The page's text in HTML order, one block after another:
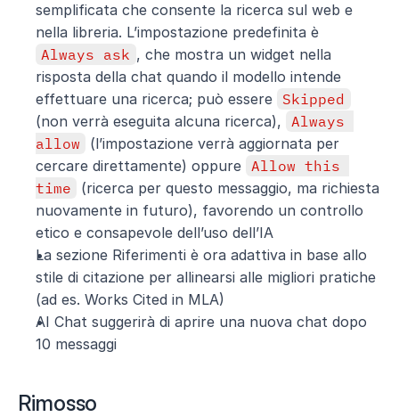
semplificata che consente la ricerca sul web e
Always ask , che mostra un widget nella
risposta della chat quando il modello intende
effettuare una ricerca; può essere Skipped
(non verrà eseguita alcuna ricerca),
Always
allow
(l’impostazione verrà aggiornata per
cercare direttamente) oppure Allow this
time
(ricerca per questo messaggio, ma richiesta
nuovamente in futuro), favorendo un controllo
etico e consapevole dell’uso dell’IA
La sezione Riferimenti è ora adattiva in base allo
stile di citazione per allinearsi alle migliori pratiche
(ad es. Works Cited in MLA)
AI Chat suggerirà di aprire una nuova chat dopo
10 messaggi
Rimosso